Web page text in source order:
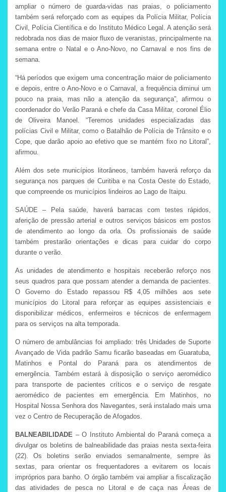
ampliar o número de guarda-vidas nas praias, o policiamento
também será reforçado com as equipes da Polícia Militar, Polícia
Civil, Polícia Científica e do Instituto Médico Legal. A atenção será
redobrada nos dias de maior fluxo de veranistas, principalmente na
semana entre o Natal e o Ano-Novo, no Carnaval e nos fins de
semana.
“Há períodos que exigem uma concentração maior de policiamento
e depois, entre o Ano-Novo e o Carnaval, a frequência diminui um
pouco na praia, mas não a atenção da segurança”, afirmou o
coordenador do Verão Paraná e chefe da Casa Militar, coronel Élio
de Oliveira Manoel. “Teremos unidades especializadas das
polícias Civil e Militar, como o Batalhão de Polícia de Trânsito e o
Cope, que darão apoio ao efetivo que se mantém fixo no Litoral”,
afirmou.
Além dos sete municípios litorâneos, também haverá reforço da
segurança nos parques de Curitiba e na Costa Oeste do Estado,
que compreende os municípios lindeiros ao Lago de Itaipu.
SAÚDE – Pela saúde, haverá barracas com testes rápidos,
aferição de pressão arterial e outros serviços básicos em postos
de atendimento ao longo da orla. Os profissionais de saúde
também prestarão orientações e dicas para cuidar do corpo
durante o verão.
As unidades de atendimento e hospitais receberão reforço nos
seus quadros para que possam atender a demanda de pacientes.
O Governo do Estado repassou R$ 4,05 milhões aos sete
municípios do Litoral para reforçar as equipes assistenciais e
disponibilizar médicos, enfermeiros e técnicos de enfermagem
para os serviços na alta temporada.
O número de ambulâncias foi ampliado: três Unidades de Suporte
Avançado de Vida padrão Samu ficarão baseadas em Guaratuba,
Matinhos e Pontal do Paraná para os atendimentos de
emergência. Também estará à disposição o serviço aeromédico
para transporte de pacientes críticos e o serviço de resgate
aeromédico de pacientes em emergência. Em Matinhos, no
Hospital Nossa Senhora dos Navegantes, será instalado mais uma
vez o Centro de Recuperação de Afogados.
BALNEABILIDADE – O Instituto Ambiental do Paraná começa a
divulgar os boletins de balneabilidade das praias nesta sexta-feira
(22). Os boletins serão enviados semanalmente, sempre às
sextas, para orientar os frequentadores a evitarem os locais
impróprios para banho. O órgão também vai ampliar a fiscalização
das atividades de pesca no Litoral e de caça nas Áreas de